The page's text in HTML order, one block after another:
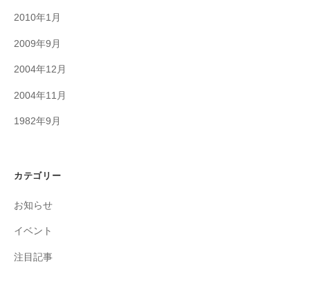
2010年1月
2009年9月
2004年12月
2004年11月
1982年9月
カテゴリー
お知らせ
イベント
注目記事